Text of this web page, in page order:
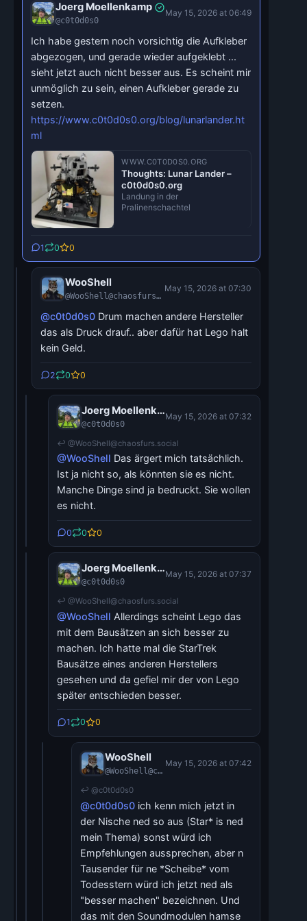
Joerg Moellenkamp
@c0t0d0s0
May 15, 2026 at 06:49
Ich habe gestern noch vorsichtig die Aufkleber
abgezogen, und gerade wieder aufgeklebt ...
sieht jetzt auch nicht besser aus. Es scheint mir
unmöglich zu sein, einen Aufkleber gerade zu
setzen.
https://www.c0t0d0s0.org/blog/lunarlander.ht
ml
WWW.C0T0D0S0.ORG
Thoughts: Lunar Lander –
c0t0d0s0.org
Landung in der
Pralinenschachtel
1 0 0
WooShell
@WooShell@chaosfurs.social
May 15, 2026 at 07:30
@c0t0d0s0 Drum machen andere Hersteller
das als Druck drauf.. aber dafür hat Lego halt
kein Geld.
2 0 0
Joerg Moellenkamp
@c0t0d0s0
May 15, 2026 at 07:32
↩ @WooShell@chaosfurs.social
@WooShell Das ärgert mich tatsächlich.
Ist ja nicht so, als könnten sie es nicht.
Manche Dinge sind ja bedruckt. Sie wollen
es nicht.
0 0 0
Joerg Moellenkamp
@c0t0d0s0
May 15, 2026 at 07:37
↩ @WooShell@chaosfurs.social
@WooShell Allerdings scheint Lego das
mit dem Bausätzen an sich besser zu
machen. Ich hatte mal die StarTrek
Bausätze eines anderen Herstellers
gesehen und da gefiel mir der von Lego
später entschieden besser.
1 0 0
WooShell
@WooShell@chaosfurs.social
May 15, 2026 at 07:42
↩ @c0t0d0s0
@c0t0d0s0 ich kenn mich jetzt in
der Nische ned so aus (Star* is ned
mein Thema) sonst würd ich
Empfehlungen aussprechen, aber n
Tausender für ne *Scheibe* vom
Todesstern würd ich jetzt ned als
"besser machen" bezeichnen. Und
das mit den Soundmodulen hamse